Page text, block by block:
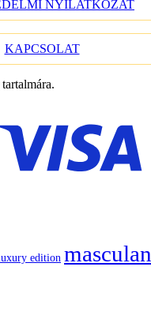
NYILATKOZAT
KAPCSOLAT
edition masculan